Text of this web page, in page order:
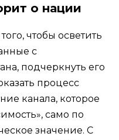
о нации
чтобы осветить
с
подчеркнуть его
процесс
канала, которое
само по
значение. С